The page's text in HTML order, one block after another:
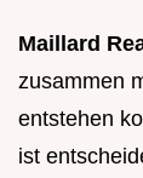
Maillard
zusammen
entstehen
ist